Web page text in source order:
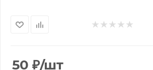
50 ₽/шт